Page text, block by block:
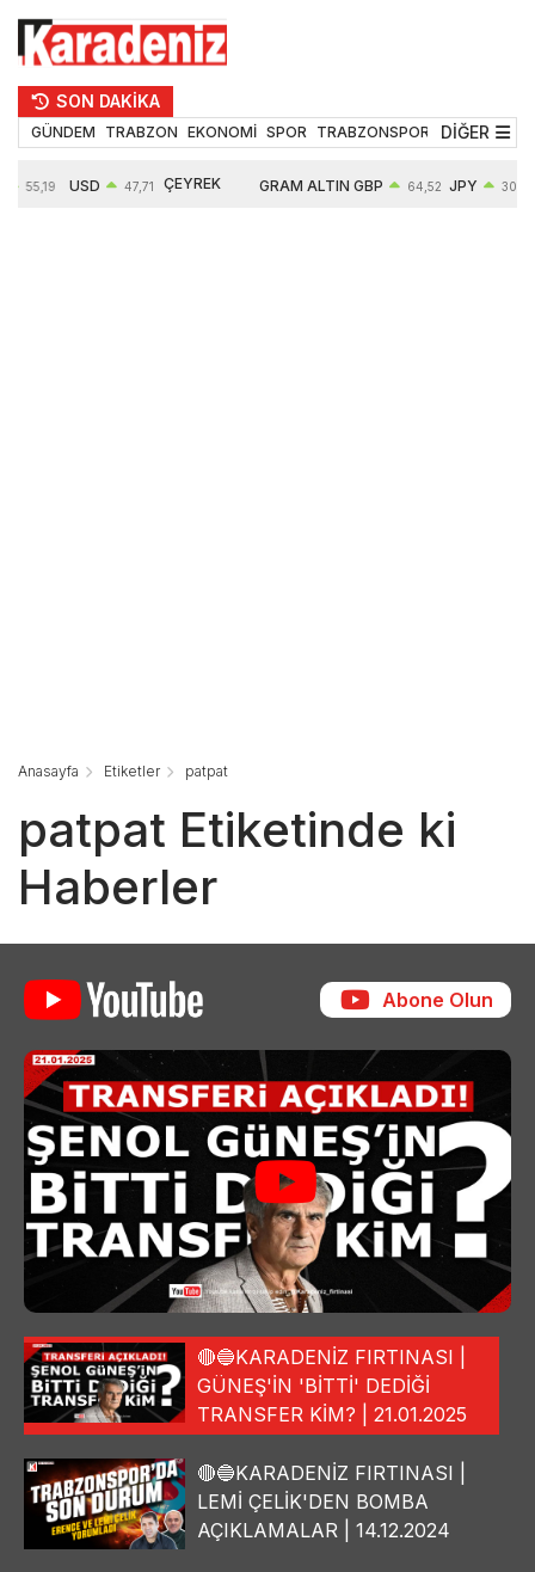
SON DAKİKA
GÜNDEM TRABZON EKONOMİ SPOR TRABZONSPOR TEKNOLOJİ
DİĞER
55,19 USD 47,71 ÇEYREK GRAM ALTIN GBP 64,52 JPY 30,31
Anasayfa Etiketler patpat
patpat Etiketinde ki
Haberler
Abone Olun
🔴🔵KARADENİZ FIRTINASI |
GÜNEŞ'İN 'BİTTİ' DEDİĞİ
TRANSFER KİM? | 21.01.2025
🔴🔵KARADENİZ FIRTINASI |
LEMİ ÇELİK'DEN BOMBA
AÇIKLAMALAR | 14.12.2024